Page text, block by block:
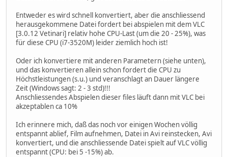
Entweder es wird schnell konvertiert, aber die anschliessend
herausgekommene Datei fordert bei abspielen mit dem VLC
[3.0.12 Vetinari] relativ hohe CPU-Last (um die 20 - 25%), was
für diese CPU (i7-3520M) leider ziemlich hoch ist!
Oder ich konvertiere mit anderen Parametern (siehe unten),
und das konvertieren allein schon fordert die CPU zu
Höchstleistungen (s.u.) und veranschlagt an Dauer längere
Zeit (Windows sagt: 2 - 3 std)!!!
Anschliessendes Abspielen dieser files läuft dann mit VLC bei
akzeptablen ca 10%
Ich erinnere mich, daß das noch vor einigen Wochen völlig
entspannt ablief, Film aufnehmen, Datei in Avi reinstecken, Avi
konvertiert, und die anschliessende Datei spielt auf VLC völlig
entspannt (CPU: bei 5 -15%) ab.